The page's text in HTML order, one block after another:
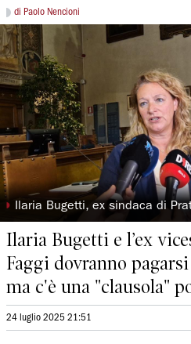
di Paolo Nencioni
◗ Ilaria Bugetti, ex sindaca di
Ilaria Bugetti e l’ex
Faggi dovranno
ma c'è una "clausola"
24 luglio 2025 21:51